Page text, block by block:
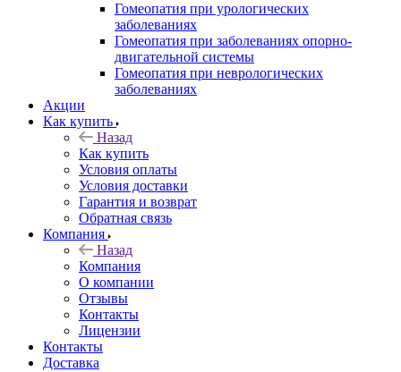
Гомеопатия при урологических
заболеваниях
Гомеопатия при заболеваниях опорно-
двигательной системы
Гомеопатия при неврологических
заболеваниях
Акции
Как купить
Назад
Как купить
Условия оплаты
Условия доставки
Гарантия и возврат
Обратная связь
Компания
Назад
Компания
О компании
Отзывы
Контакты
Лицензии
Контакты
Доставка